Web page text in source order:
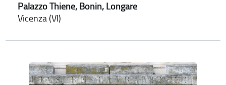
Palazzo Thiene, Bonin, Longare
Vicenza (VI)